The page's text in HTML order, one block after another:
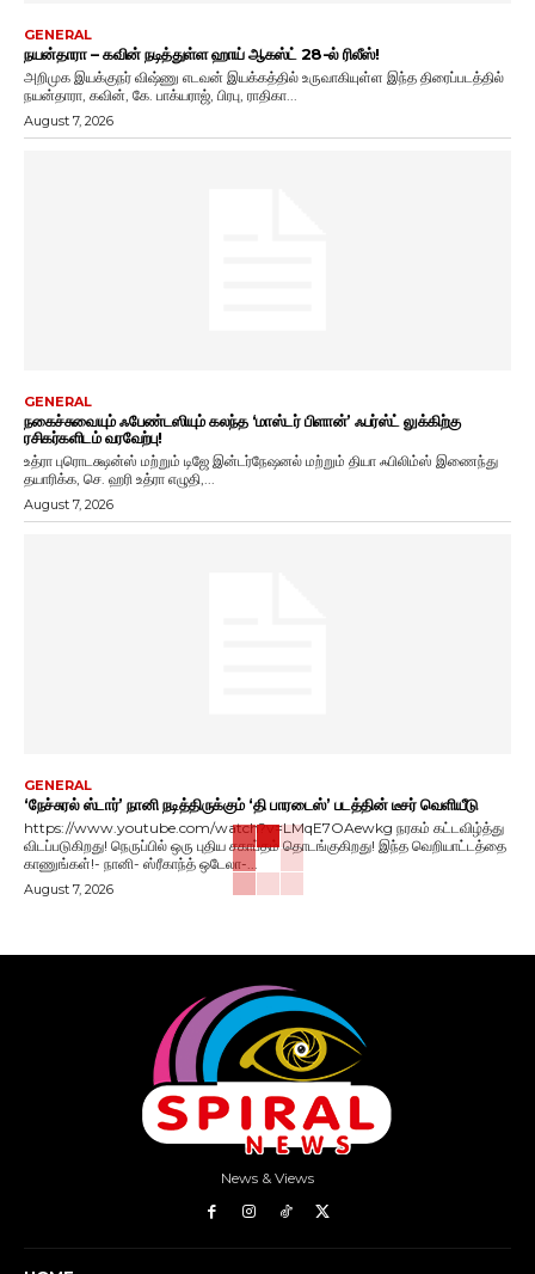
GENERAL
நயன்தாரா – கவின் நடித்துள்ள ஹாய் ஆகஸ்ட் 28-ல் ரிலீஸ்!
அறிமுக இயக்குநர் விஷ்ணு எடவன் இயக்கத்தில் உருவாகியுள்ள இந்த திரைப்படத்தில்
நயன்தாரா, கவின், கே. பாக்யராஜ், பிரபு, ராதிகா...
August 7, 2026
GENERAL
நகைச்சுவையும் ஃபேண்டஸியும் கலந்த ‘மாஸ்டர் பிளான்’ ஃபர்ஸ்ட் லுக்கிற்கு
ரசிகர்களிடம் வரவேற்பு!
உத்ரா புரொடக்ஷன்ஸ் மற்றும் டிஜே இன்டர்நேஷனல் மற்றும் தியா ஃபிலிம்ஸ் இணைந்து
தயாரிக்க, செ. ஹரி உத்ரா எழுதி,...
August 7, 2026
GENERAL
‘நேச்சுரல் ஸ்டார்’ நானி நடித்திருக்கும் ‘தி பாரடைஸ்’ படத்தின் டீசர் வெளியீடு
https://www.youtube.com/watch?v=LMqE7OAewkg நரகம் கட்டவிழ்த்து
விடப்படுகிறது! நெருப்பில் ஒரு புதிய சகாப்தம் தொடங்குகிறது! இந்த வெறியாட்டத்தை
காணுங்கள்!- நானி- ஸ்ரீகாந்த் ஒடேலா-...
August 7, 2026
News & Views